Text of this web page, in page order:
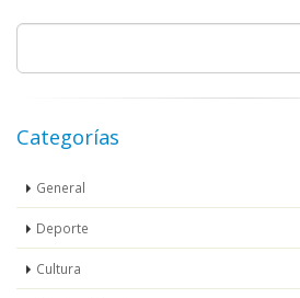
Categorías
General
Deporte
Cultura